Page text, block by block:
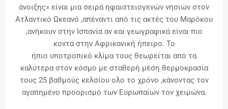
άνοιξης» είναι μια σειρά ηφαιστειογενών νησιών στον
Ατλαντικό Ωκεανό ,απέναντι από τις ακτές του Μαρόκου
,ανήκουν στην Ισπανία αν και γεωγραφικά είναι πιο
κοντά στην Αφρικανική ήπειρο. Το
ήπιο υποτροπικό κλίμα τους θεωρείται από τα
καλύτερα στον κόσμο με σταθερή μέση θερμοκρασία
τους 25 βαθμούς κελσίου ολο το χρόνο ,κάνοντας τον
αγαπημένο προορισμό των Ευρωπαίων τον χειμώνα.